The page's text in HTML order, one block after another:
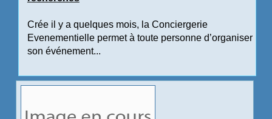
Crée il y a quelques mois, la Conciergerie
Evenementielle permet à toute personne d’organiser
son événement...